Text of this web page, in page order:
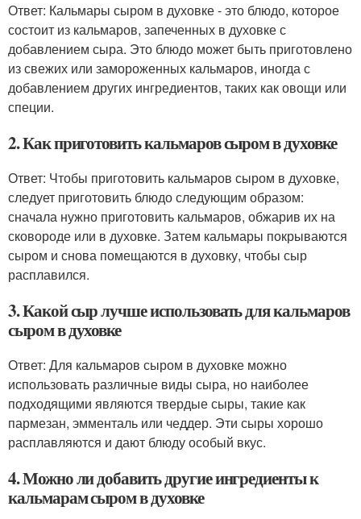
Ответ: Кальмары сыром в духовке - это блюдо, которое
состоит из кальмаров, запеченных в духовке с
добавлением сыра. Это блюдо может быть приготовлено
из свежих или замороженных кальмаров, иногда с
добавлением других ингредиентов, таких как овощи или
специи.
2. Как приготовить кальмаров сыром в духовке
Ответ: Чтобы приготовить кальмаров сыром в духовке,
следует приготовить блюдо следующим образом:
сначала нужно приготовить кальмаров, обжарив их на
сковороде или в духовке. Затем кальмары покрываются
сыром и снова помещаются в духовку, чтобы сыр
расплавился.
3. Какой сыр лучше использовать для кальмаров
сыром в духовке
Ответ: Для кальмаров сыром в духовке можно
использовать различные виды сыра, но наиболее
подходящими являются твердые сыры, такие как
пармезан, эмменталь или чеддер. Эти сыры хорошо
расплавляются и дают блюду особый вкус.
4. Можно ли добавить другие ингредиенты к
кальмарам сыром в духовке